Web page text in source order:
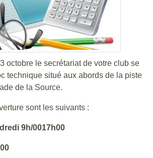
octobre le secrétariat de votre club se
technique situé aux abords de la piste
de la Source.
sont les suivants :
9h/0017h00